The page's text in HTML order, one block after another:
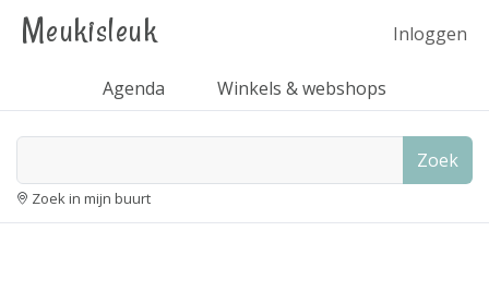
Meukisleuk Inloggen
Agenda Winkels & webshops
Zoek
Zoek in mijn buurt